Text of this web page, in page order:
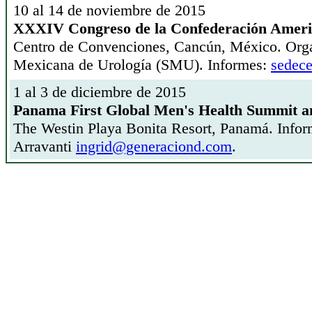
10 al 14 de noviembre de 2015
XXXIV Congreso de la Confederación
Centro de Convenciones, Cancún, México.
Mexicana de Urología (SMU). Informes:
1 al 3 de diciembre de 2015
Panama First Global Men's Health Summit
The Westin Playa Bonita Resort, Panamá.
Arravanti ingrid@generaciond.com.